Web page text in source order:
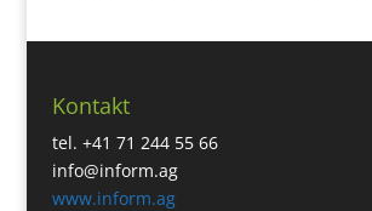
Kontakt
tel. +41 71 244 55 66
info@inform.ag
www.inform.ag